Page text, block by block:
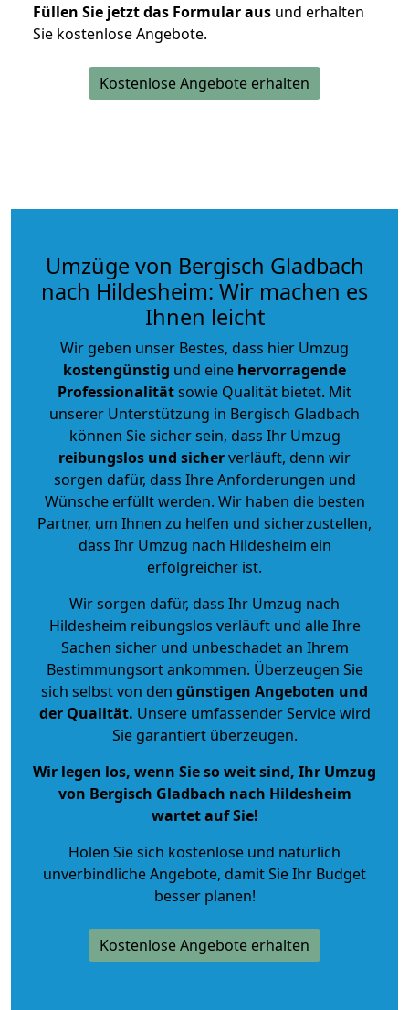
Füllen Sie jetzt das Formular aus und erhalten
Sie kostenlose Angebote.
Kostenlose Angebote erhalten
Umzüge von Bergisch Gladbach
nach Hildesheim: Wir machen es
Ihnen leicht
Wir geben unser Bestes, dass hier Umzug
kostengünstig und eine hervorragende
Professionalitätsowie Qualität bietet. Mit
unserer Unterstützung in Bergisch Gladbach
können Sie sicher sein, dass Ihr Umzug
reibungslos und sicherverläuft, denn wir
sorgen dafür, dass Ihre Anforderungen und
Wünsche erfüllt werden. Wir haben die besten
Partner, um Ihnen zu helfen und sicherzustellen,
dass Ihr Umzug nach Hildesheim ein
erfolgreicher ist.
Wir sorgen dafür, dass Ihr Umzug nach
Hildesheim reibungslos verläuft und alle Ihre
Sachen sicher und unbeschadet an Ihrem
Bestimmungsort ankommen. Überzeugen Sie
sich selbst von den günstigen Angeboten und
der Qualität. Unsere umfassender Service wird
Sie garantiert überzeugen.
Wir legen los, wenn Sie so weit sind, Ihr Umzug
von Bergisch Gladbach nach Hildesheim
wartet auf Sie!
Holen Sie sich kostenlose und natürlich
unverbindliche Angebote, damit Sie Ihr Budget
besser planen!
Kostenlose Angebote erhalten